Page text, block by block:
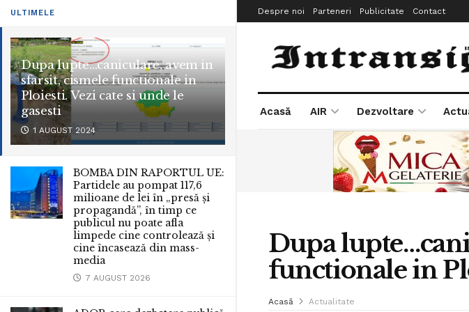
ULTIMELE
Dupa lupte…caniculare, avem in
sfarsit, cismele functionale in
Ploiesti. Vezi cate si unde le
gasesti
1 AUGUST 2024
BOMBA DIN RAPORTUL UE:
Partidele au pompat 117,6
milioane de lei în „presă și
propagandă”, în timp ce
publicul nu poate afla
limpede cine controlează și
cine încasează din mass-
media
7 AUGUST 2026
Despre noi Parteneri Publicitate Contact
Acasă AIR Dezvoltare
Dupa
functionale in
Acasă Actualitate